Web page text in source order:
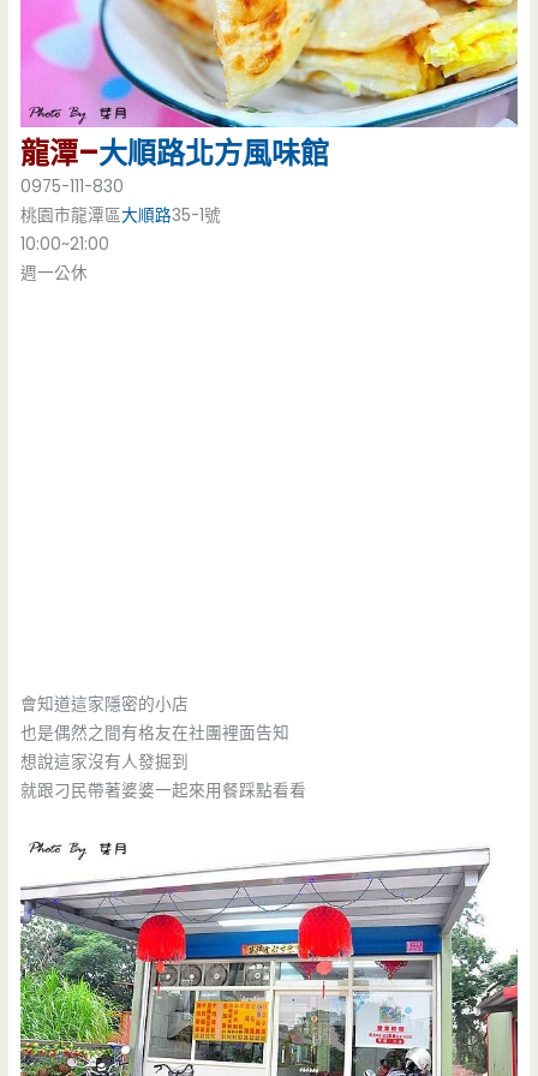
龍潭–大順路北方風味館
0975-111-830
桃園市龍潭區大順路35-1號
10:00~21:00
週一公休
會知道這家隱密的小店
也是偶然之間有格友在社團裡面告知
想說這家沒有人發掘到
就跟刁民帶著婆婆一起來用餐踩點看看